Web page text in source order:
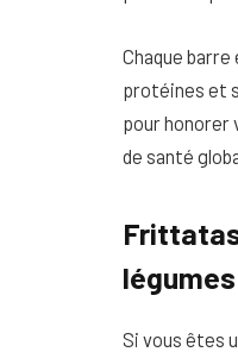
Chaque
protéines et
pour honorer
de santé
légumes
Si vous êtes